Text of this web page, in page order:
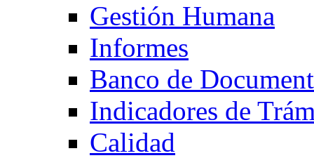
Gestión Humana
Informes
Banco de
Indicadores de
Calidad